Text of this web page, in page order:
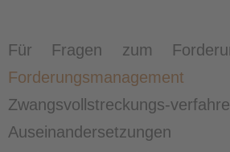
Für Fragen zum
Forderungsmanagement
Zwangsvollstreckungs-